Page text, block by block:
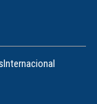
Internacional